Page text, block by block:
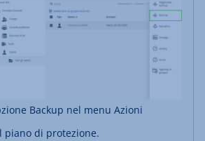
Backup nel menu Azioni
piano di protezione.